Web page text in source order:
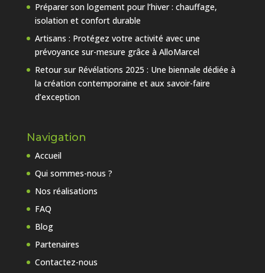
Préparer son logement pour l’hiver : chauffage,
isolation et confort durable
Artisans : Protégez votre activité avec une
prévoyance sur-mesure grâce à AlloMarcel
Retour sur Révélations 2025 : Une biennale dédiée à
la création contemporaine et aux savoir-faire
d’exception
Navigation
Accueil
Qui sommes-nous ?
Nos réalisations
FAQ
Blog
Partenaires
Contactez-nous